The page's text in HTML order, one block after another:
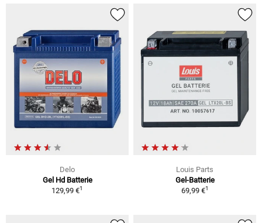
Delo
Gel Hd Batterie
129,99 €1
Louis Parts
Gel-Batterie
69,99 €1